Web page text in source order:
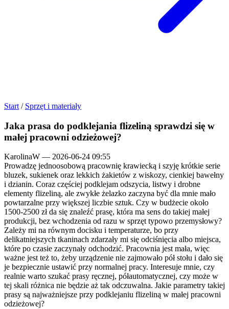
Start / Sprzęt i materiały
Jaka prasa do podklejania flizeliną sprawdzi się w
małej pracowni odzieżowej?
KarolinaW — 2026-06-24 09:55
Prowadzę jednoosobową pracownię krawiecką i szyję krótkie serie
bluzek, sukienek oraz lekkich żakietów z wiskozy, cienkiej bawełny
i dzianin. Coraz częściej podklejam odszycia, listwy i drobne
elementy flizeliną, ale zwykłe żelazko zaczyna być dla mnie mało
powtarzalne przy większej liczbie sztuk. Czy w budżecie około
1500-2500 zł da się znaleźć prasę, która ma sens do takiej małej
produkcji, bez wchodzenia od razu w sprzęt typowo przemysłowy?
Zależy mi na równym docisku i temperaturze, bo przy
delikatniejszych tkaninach zdarzały mi się odciśnięcia albo miejsca,
które po czasie zaczynały odchodzić. Pracownia jest mała, więc
ważne jest też to, żeby urządzenie nie zajmowało pół stołu i dało się
je bezpiecznie ustawić przy normalnej pracy. Interesuje mnie, czy
realnie warto szukać prasy ręcznej, półautomatycznej, czy może w
tej skali różnica nie będzie aż tak odczuwalna. Jakie parametry takiej
prasy są najważniejsze przy podklejaniu flizeliną w małej pracowni
odzieżowej?